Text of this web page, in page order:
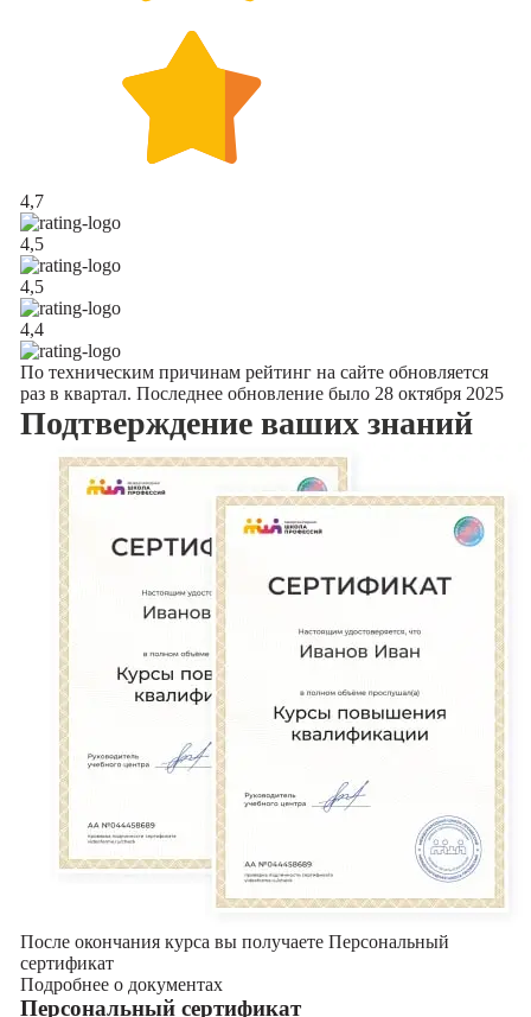
4,7
4,5
4,5
4,4
По техническим причинам рейтинг на сайте обновляется
раз в квартал. Последнее обновление было 28 октября 2025
Подтверждение ваших знаний
После окончания курса вы получаете Персональный
сертификат
Подробнее о документах
Персональный сертификат